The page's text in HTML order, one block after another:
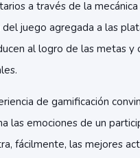
a través de la
del juego agregada a las
al logro de las metas y
de gamificación
las emociones de un
fácilmente, las mejores